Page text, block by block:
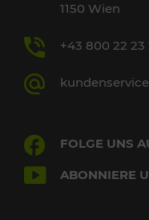
1150 Wien
+43 800 22 23
FOLGE UNS
ABONNIERE